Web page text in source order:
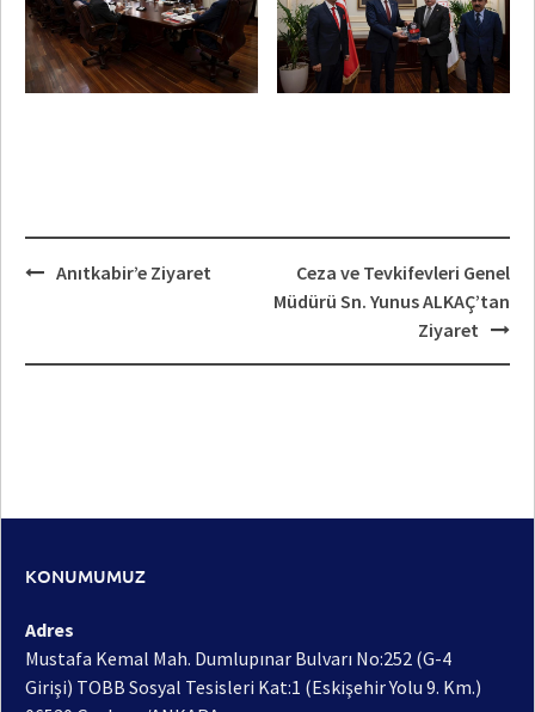
PostAnıtkabir’e Ziyaret
Ceza ve Tevkifevleri Genel
Müdürü Sn. Yunus ALKAÇ’tan
Ziyaret
KONUMUMUZ
Adres
Mustafa Kemal Mah. Dumlupınar Bulvarı No:252 (G-4
Girişi) TOBB Sosyal Tesisleri Kat:1 (Eskişehir Yolu 9. Km.)